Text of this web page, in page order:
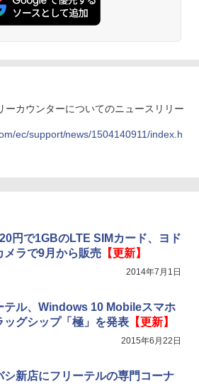
ーカウンターについてのニュースリリー
ec/support/news/1504140911/index.h
円で1GBのLTE SIMカード、ヨド
メラで9月から販売【更新】
2014年7月1日
テル、Windows 10 Mobileスマホ
ッグシップ「極」を発表【更新】
2015年6月22日
シ新店にフリーテルの専門コーナ